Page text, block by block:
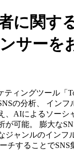
に関す
サーを
ティングツール「
の分析、 インフ
、AIによるソーシ
が可能。 膨大な
ジャンルのインフ
チすることでSNS